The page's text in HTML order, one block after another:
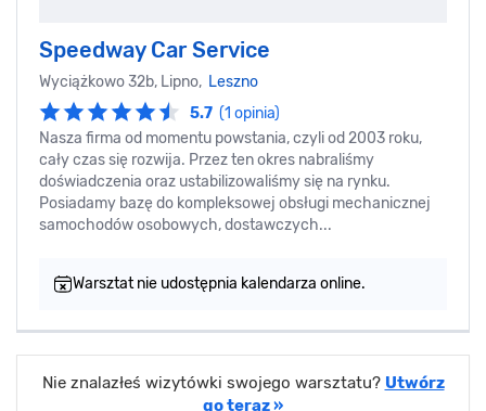
Speedway Car Service
Wyciążkowo 32b, Lipno, Leszno
5.7 (1 opinia)
Nasza firma od momentu powstania, czyli od 2003 roku,
cały czas się rozwija. Przez ten okres nabraliśmy
doświadczenia oraz ustabilizowaliśmy się na rynku.
Posiadamy bazę do kompleksowej obsługi mechanicznej
samochodów osobowych, dostawczych...
Warsztat nie udostępnia kalendarza online.
Nie znalazłeś wizytówki swojego warsztatu? Utwórz
go teraz »